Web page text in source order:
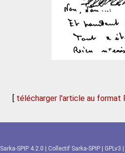
télécharger l'article au format
Sarka-SPIP 4.2.0 Collectif Sarka-SPIP GPLv3